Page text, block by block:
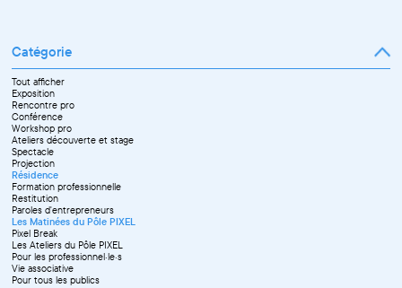
Catégorie
Tout afficher
Exposition
Rencontre pro
Conférence
Workshop pro
Ateliers découverte et stage
Spectacle
Projection
Résidence
Formation professionnelle
Restitution
Paroles d'entrepreneurs
Les Matinées du Pôle PIXEL
Pixel Break
Les Ateliers du Pôle PIXEL
Pour les professionnel·le·s
Vie associative
Pour tous les publics